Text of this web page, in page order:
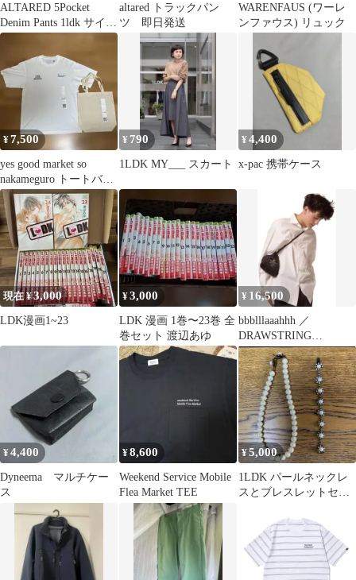
ALTARED 5Pocket
Denim Pants 1ldk サイズ
4
altared トラックパン
ツ 即日発送
WARENFAUS (ワーレ
ンファウス) リュック
¥7,500
yes good market so
nakameguro トートバッ
グ付
¥ 790
1LDK MY___ スカート
¥4,400
x-pac 携帯ケース
現在 ¥3,000
LDK漫画1~23
¥3,000
LDK 漫画 1巻〜23巻 全
巻セット 渡辺あゆ
¥ 16,500
bbblllaaahhh ／
DRAWSTRING
POUCH【Ｓ】
¥4,400
Dyneema マルチケー
ス
¥8,600
Weekend Service Mobile
Flea Market TEE
¥5,000
1LDK パールネックレ
スとブレスレットセッ